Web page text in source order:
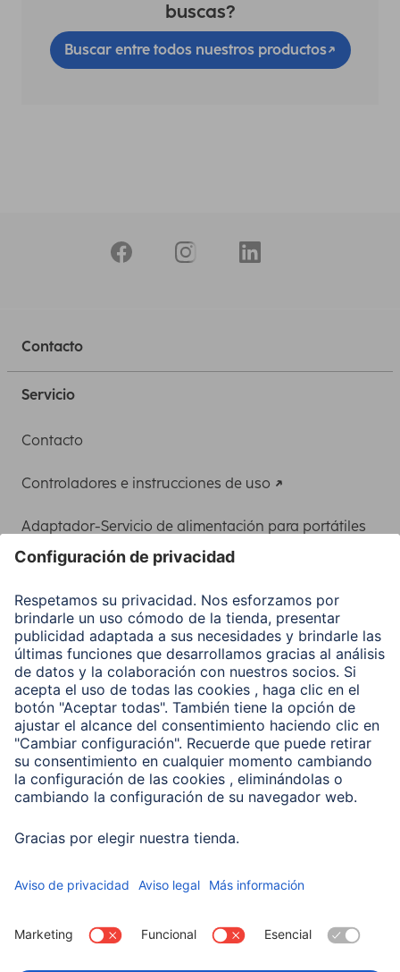
buscas?
Buscar entre todos nuestros productos
Contacto
Servicio
Contacto
Controladores e instrucciones de uso
Adaptador-Servicio de alimentación para portátiles
Clientes online
Conviértete en distribuidor
Compañía
Historia de la empresa
Hama en todo el Mundo
Sostenibilidad
Business-Portal